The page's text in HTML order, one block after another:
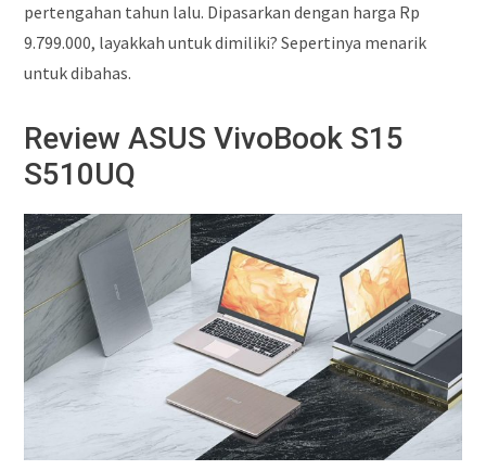
pertengahan tahun lalu. Dipasarkan dengan harga Rp
9.799.000, layakkah untuk dimiliki? Sepertinya menarik
untuk dibahas.
Review ASUS VivoBook S15
S510UQ